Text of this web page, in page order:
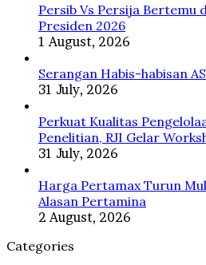
Persib Vs Persija Bertemu
Presiden 2026
1 August, 2026
Serangan Habis-habisan
31 July, 2026
Perkuat Kualitas
Penelitian, RJI Gelar
31 July, 2026
Harga Pertamax Turun
Alasan Pertamina
2 August, 2026
Categories